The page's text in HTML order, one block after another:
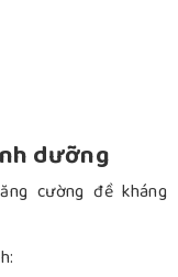
dưỡng
cường đề kháng